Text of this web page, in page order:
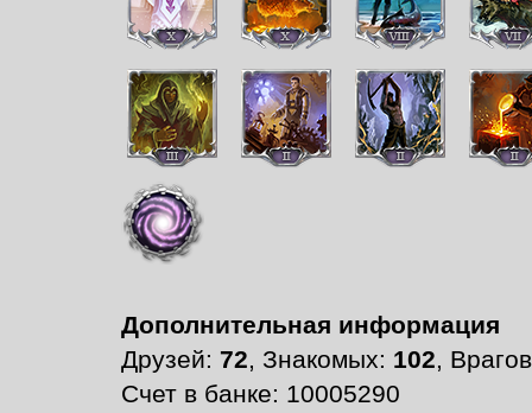
Дополнительная информация
Друзей: 72, Знакомых: 102,
Счет в банке: 10005290